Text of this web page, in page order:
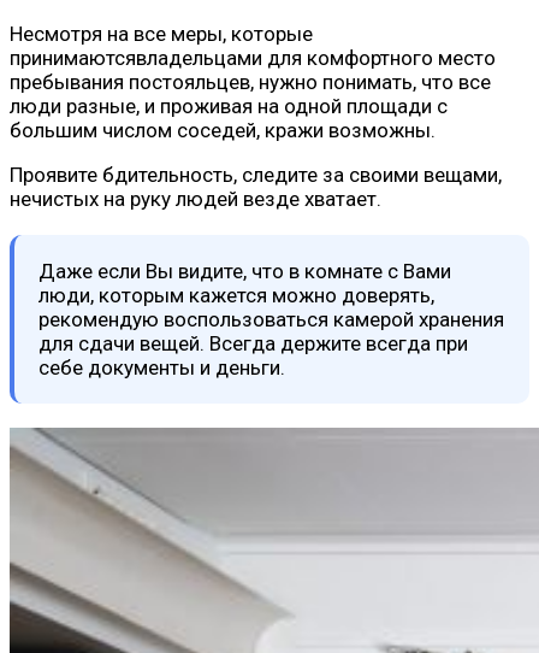
Несмотря на все меры, которые
принимаютсявладельцами для комфортного место
пребывания постояльцев, нужно понимать, что все
люди разные, и проживая на одной площади с
большим числом соседей, кражи возможны.
Проявите бдительность, следите за своими вещами,
нечистых на руку людей везде хватает.
Даже если Вы видите, что в комнате с Вами
люди, которым кажется можно доверять,
рекомендую воспользоваться камерой хранения
для сдачи вещей. Всегда держите всегда при
себе документы и деньги.